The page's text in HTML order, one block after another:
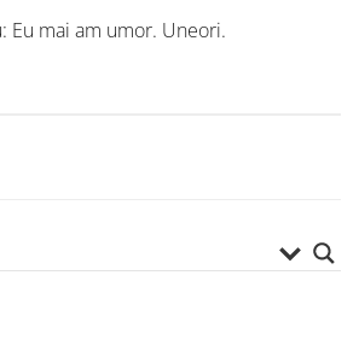
Eu mai am umor. Uneori.